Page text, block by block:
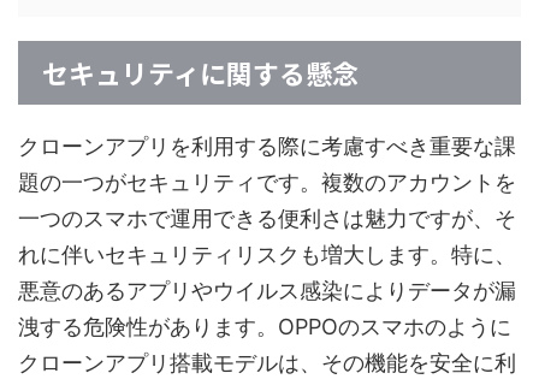
セキュリティに関する懸念
クローンアプリを利用する際に考慮すべき重要な課
題の一つがセキュリティです。複数のアカウントを
一つのスマホで運用できる便利さは魅力ですが、そ
れに伴いセキュリティリスクも増大します。特に、
悪意のあるアプリやウイルス感染によりデータが漏
洩する危険性があります。OPPOのスマホのように
クローンアプリ搭載モデルは、その機能を安全に利